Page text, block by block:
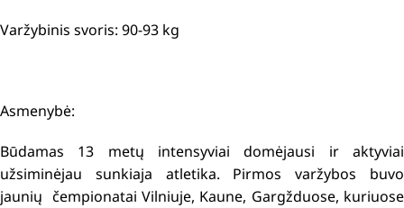
Varžybinis svoris: 90-93 kg
Asmenybė:
Būdamas 13 metų intensyviai domėjausi ir aktyviai
užsiminėjau sunkiaja atletika. Pirmos varžybos buvo
jaunių čempionatai Vilniuje, Kaune, Gargžduose, kuriuose